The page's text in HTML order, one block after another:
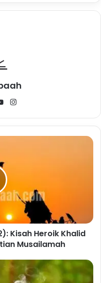
YouTube
Kisah Heroik Khalid
Musailamah